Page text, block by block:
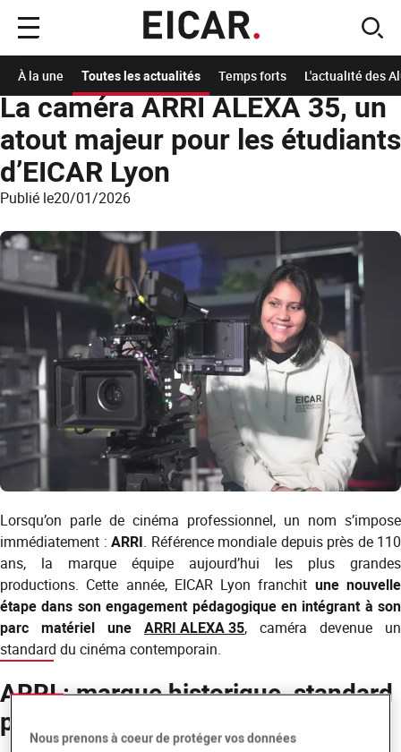
Menu
principal
La caméra ARRI ALEXA 35, un
atout majeur pour les étudiants
d’EICAR Lyon
Publié le20/01/2026
À la une Toutes les actualités Temps forts L'actualité des
Lorsqu’on parle de cinéma professionnel, un nom s’impose
immédiatement : ARRI. Référence mondiale depuis près de 110
ans, la marque équipe aujourd’hui les plus grandes
productions. Cette année, EICAR Lyon franchit une nouvelle
étape dans son engagement pédagogique en intégrant à son
parc matériel une ARRI ALEXA 35, caméra devenue un
standard du cinéma contemporain.
ARRI : marque historique, standard
professionnel
Nous prenons à coeur de protéger vos données